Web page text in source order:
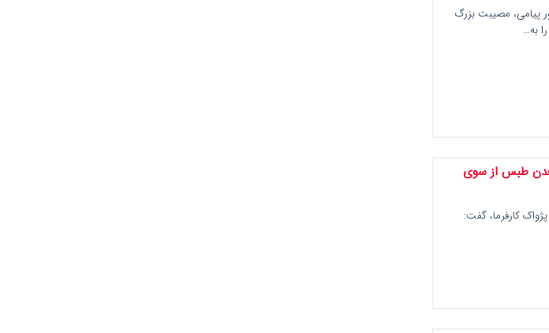
پیامی، مصیبت بزرگ
به…
طبس از سوی
کارفرما، گفت: